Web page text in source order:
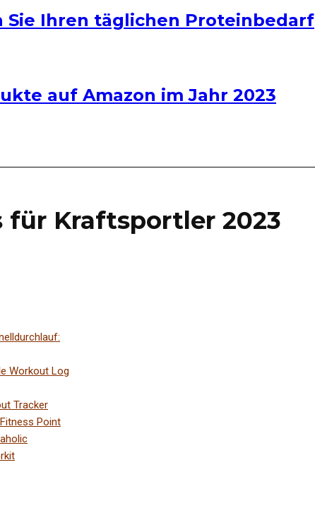
Sie Ihren täglichen Proteinbedarf
auf Amazon im Jahr 2023
für Kraftsportler 2023
Workout Log
Tracker
Point